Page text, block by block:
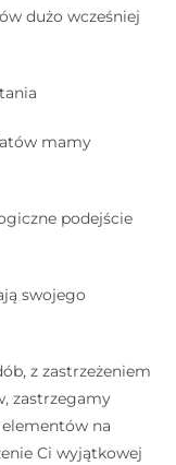
dużo wcześniej
mamy
podejście
swojego
z zastrzeżeniem
zastrzegamy
na
Ci wyjątkowej